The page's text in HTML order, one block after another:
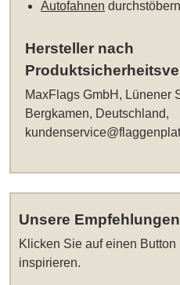
Autofahnen durchstöbern
Hersteller nach
MaxFlags GmbH, Lünener
Bergkamen, Deutschland,
Unsere
Klicken Sie auf einen
inspirieren.